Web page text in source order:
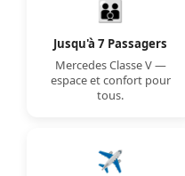
👪
Jusqu'à 7 Passagers
Mercedes Classe V —
espace et confort pour
tous.
✈️